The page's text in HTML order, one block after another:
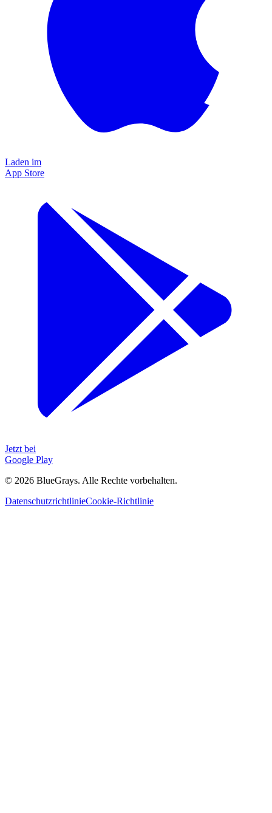
Laden im
App Store
Jetzt bei
Google Play
© 2026 BlueGrays. Alle Rechte vorbehalten.
DatenschutzrichtlinieCookie-Richtlinie